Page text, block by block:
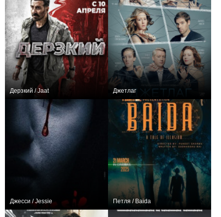
Дерзкий / Jaat Джетлаг
Джесси / Jessie Петля / Baida